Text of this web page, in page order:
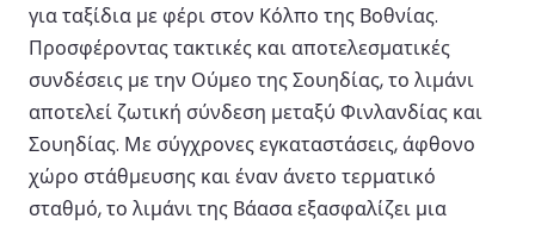
για ταξίδια με φέρι στον Κόλπο της Βοθνίας.
Προσφέροντας τακτικές και αποτελεσματικές
συνδέσεις με την Ούμεο της Σουηδίας, το λιμάνι
αποτελεί ζωτική σύνδεση μεταξύ Φινλανδίας και
Σουηδίας. Με σύγχρονες εγκαταστάσεις, άφθονο
χώρο στάθμευσης και έναν άνετο τερματικό
σταθμό, το λιμάνι της Βάασα εξασφαλίζει μια